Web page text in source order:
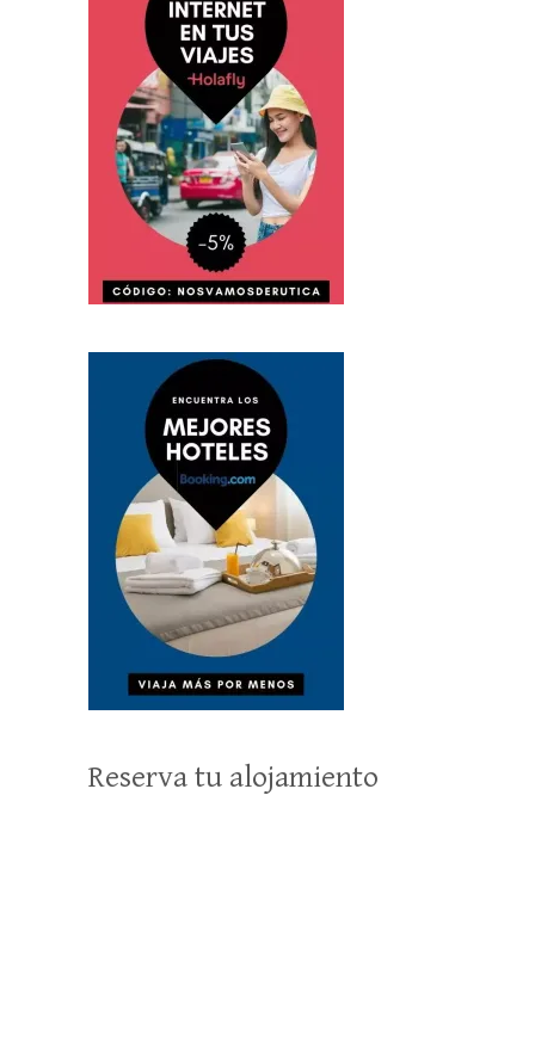
Reserva tu alojamiento